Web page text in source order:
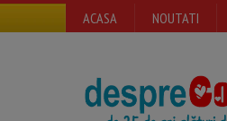
ACASA NOUTATI